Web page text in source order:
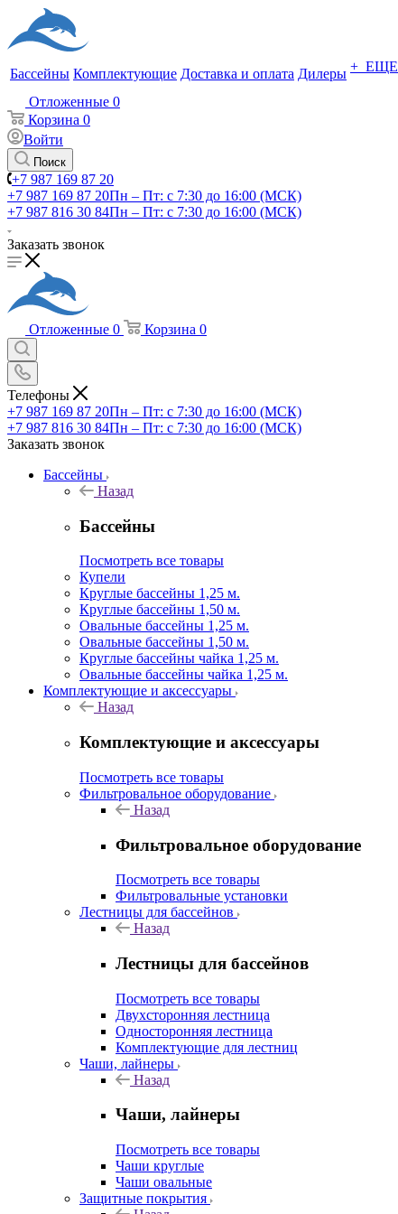
Бассейны Комплектующие Доставка и оплата Дилеры + ЕЩЕ
Отложенные 0
Корзина 0
Войти
Поиск
+7 987 169 87 20
+7 987 169 87 20Пн – Пт: с 7:30 до 16:00 (МСК)
+7 987 816 30 84Пн – Пт: с 7:30 до 16:00 (МСК)
Заказать звонок
Отложенные 0 Корзина 0
Телефоны
+7 987 169 87 20Пн – Пт: с 7:30 до 16:00 (МСК)
+7 987 816 30 84Пн – Пт: с 7:30 до 16:00 (МСК)
Заказать звонок
Бассейны
Назад
Бассейны
Посмотреть все товары
Купели
Круглые бассейны 1,25 м.
Круглые бассейны 1,50 м.
Овальные бассейны 1,25 м.
Овальные бассейны 1,50 м.
Круглые бассейны чайка 1,25 м.
Овальные бассейны чайка 1,25 м.
Комплектующие и аксессуары
Назад
Комплектующие и аксессуары
Посмотреть все товары
Фильтровальное оборудование
Назад
Фильтровальное оборудование
Посмотреть все товары
Фильтровальные установки
Лестницы для бассейнов
Назад
Лестницы для бассейнов
Посмотреть все товары
Двухсторонняя лестница
Односторонняя лестница
Комплектующие для лестниц
Чаши, лайнеры
Назад
Чаши, лайнеры
Посмотреть все товары
Чаши круглые
Чаши овальные
Защитные покрытия